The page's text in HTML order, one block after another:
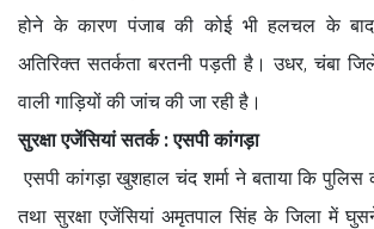
होने के कारण पंजाब की कोई भी हलचल के
अतिरिक्त सतर्कता बरतनी पड़ती है। उधर, चंबा
वाली गाड़ियों की जांच की जा रही है।
सुरक्षा एजेंसियां सतर्क : एसपी कांगड़ा
एसपी कांगड़ा खुशहाल चंद शर्मा ने बताया कि पुलिस
तथा सुरक्षा एजेंसियां अमृतपाल सिंह के जिला में